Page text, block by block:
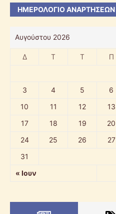
ΗΜΕΡΟΛΌΓΙΟ ΑΝΑΡΤΉΣΕΩΝ
Αυγούστου 2026
Δ Τ Τ Π
« Ιουν
3
4 5 6
10
11 12 13
17
18 19 20
24
25 26 27
31